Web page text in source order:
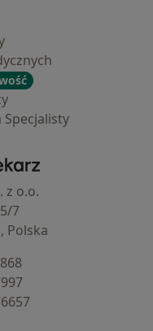
- Strona główna
z o.o.
7
Polska